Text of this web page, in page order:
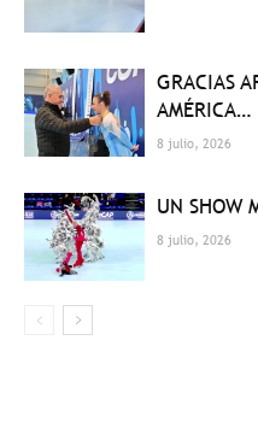
GRACIAS
AMÉRICA…
8 julio, 2026
UN SHOW
8 julio, 2026